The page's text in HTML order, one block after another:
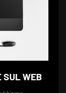
SUL WEB